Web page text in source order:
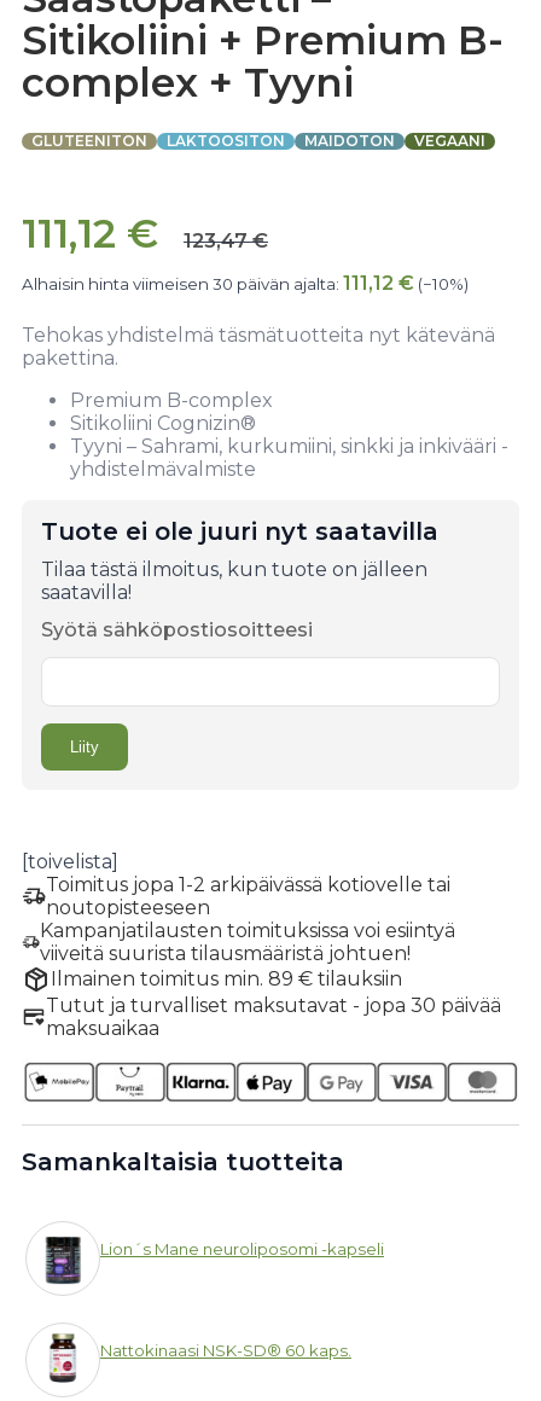
Sitikoliini + Premium B-
complex + Tyyni
GLUTEENITON LAKTOOSITON MAIDOTON VEGAANI
111,12 € 123,47€
Alhaisin hinta viimeisen 30 päivän ajalta: 111,12 € (−10%)
Tehokas yhdistelmä täsmätuotteita nyt kätevänä
pakettina.
Premium B-complex
Sitikoliini Cognizin®
Tyyni – Sahrami, kurkumiini, sinkki ja inkivääri -
yhdistelmävalmiste
Tuote ei ole juuri nyt saatavilla
Tilaa tästä ilmoitus, kun tuote on jälleen
saatavilla!
Syötä sähköpostiosoitteesi
[toivelista]
Toimitus jopa 1-2 arkipäivässä kotiovelle tai
noutopisteeseen
Kampanjatilausten toimituksissa voi esiintyä
viiveitä suurista tilausmääristä johtuen!
Ilmainen toimitus min. 89 € tilauksiin
Tutut ja turvalliset maksutavat - jopa 30 päivää
maksuaikaa
Samankaltaisia tuotteita
Lion´s Mane neuroliposomi -kapseli
Nattokinaasi NSK-SD® 60 kaps.